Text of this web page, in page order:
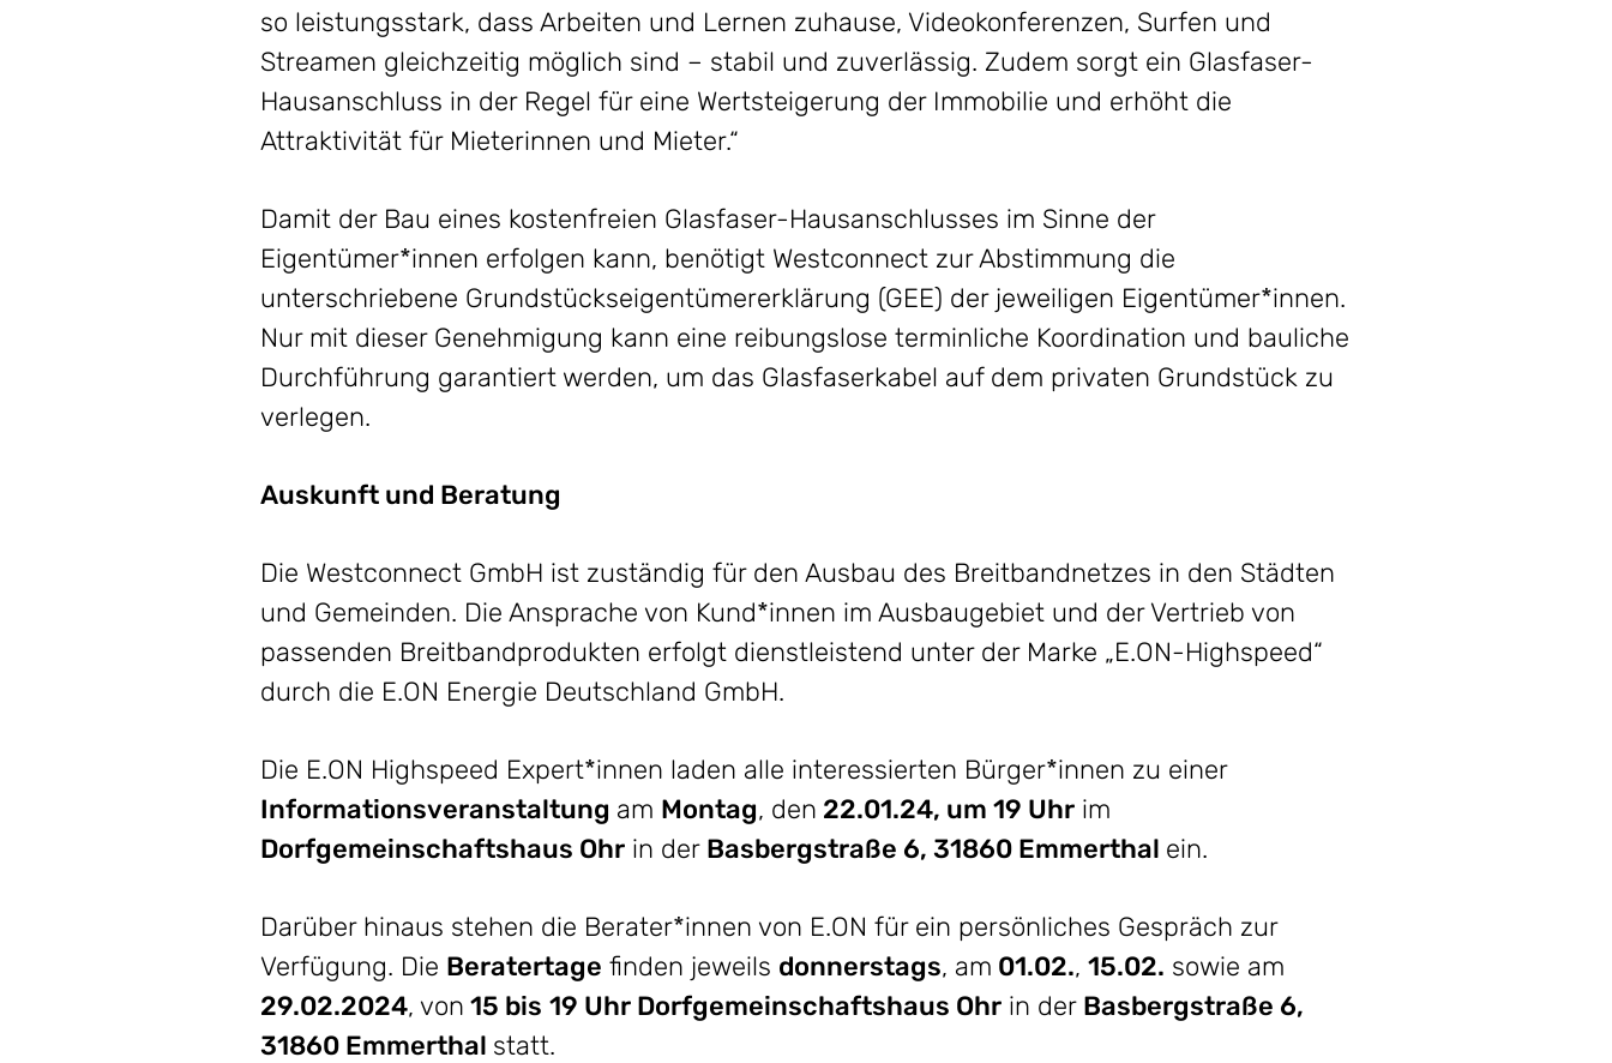
so leistungsstark, dass Arbeiten und Lernen zuhause, Videokonferenzen, Surfen und
Streamen gleichzeitig möglich sind – stabil und zuverlässig. Zudem sorgt ein Glasfaser-
Hausanschluss in der Regel für eine Wertsteigerung der Immobilie und erhöht die
Attraktivität für Mieterinnen und Mieter.“
Damit der Bau eines kostenfreien Glasfaser-Hausanschlusses im Sinne der
Eigentümer*innen erfolgen kann, benötigt Westconnect zur Abstimmung die
unterschriebene Grundstückseigentümererklärung (GEE) der jeweiligen Eigentümer*innen.
Nur mit dieser Genehmigung kann eine reibungslose terminliche Koordination und bauliche
Durchführung garantiert werden, um das Glasfaserkabel auf dem privaten Grundstück zu
verlegen.
Auskunft und Beratung
Die Westconnect GmbH ist zuständig für den Ausbau des Breitbandnetzes in den Städten
und Gemeinden. Die Ansprache von Kund*innen im Ausbaugebiet und der Vertrieb von
passenden Breitbandprodukten erfolgt dienstleistend unter der Marke „E.ON-Highspeed“
durch die E.ON Energie Deutschland GmbH.
Die E.ON Highspeed Expert*innen laden alle interessierten Bürger*innen zu einer
Informationsveranstaltung am Montag, den 22.01.24, um 19 Uhr im
Dorfgemeinschaftshaus Ohr in der Basbergstraße 6, 31860 Emmerthal ein.
Darüber hinaus stehen die Berater*innen von E.ON für ein persönliches Gespräch zur
Verfügung. Die Beratertage finden jeweils donnerstags, am 01.02., 15.02. sowie am
29.02.2024, von 15 bis 19 Uhr Dorfgemeinschaftshaus Ohr in der Basbergstraße 6,
31860 Emmerthal statt.